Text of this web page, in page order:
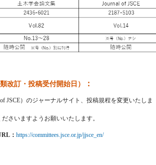
改訂・投稿受付開始日） ：
JSCE）のジャーナルサイト、投稿規程を変更いたしま
さいますようお願いいたします。
：https://committees.jsce.or.jp/jjsce_en/